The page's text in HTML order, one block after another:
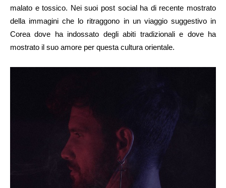
malato e tossico. Nei suoi post social ha di recente mostrato
della immagini che lo ritraggono in un viaggio suggestivo in
Corea dove ha indossato degli abiti tradizionali e dove ha
mostrato il suo amore per questa cultura orientale.